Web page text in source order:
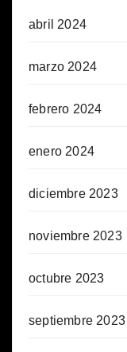
abril 2024
marzo 2024
febrero 2024
enero 2024
diciembre 2023
noviembre 2023
octubre 2023
septiembre 2023